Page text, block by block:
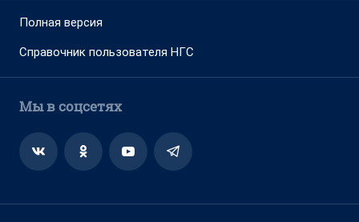
Полная версия
Справочник пользователя НГС
Мы в соцсетях